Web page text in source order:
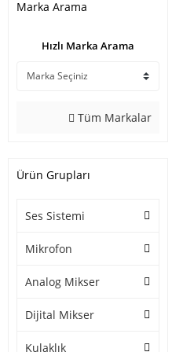
Marka Arama
Hızlı Marka Arama
Tüm Markalar
Ürün Grupları
Ses Sistemi
Mikrofon
Analog Mikser
Dijital Mikser
Kulaklık